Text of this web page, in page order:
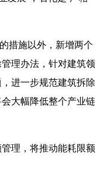
措施以外，新增两个
理办法，针对建筑领
进一步规范建筑拆除
大幅降低整个产业链
理，将推动能耗限额